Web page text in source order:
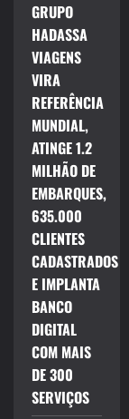
GRUPO
HADASSA
VIAGENS
VIRA
REFERÊNCIA
MUNDIAL,
ATINGE 1.2
MILHÃO DE
EMBARQUES,
635.000
CLIENTES
CADASTRADOS
E IMPLANTA
BANCO
DIGITAL
COM MAIS
DE 300
SERVIÇOS